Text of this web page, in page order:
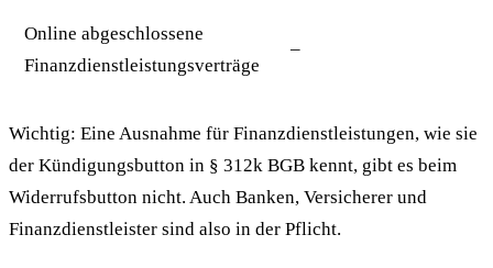
Online abgeschlossene
Finanzdienstleistungsverträge
–
Wichtig: Eine Ausnahme für Finanzdienstleistungen, wie sie
der Kündigungsbutton in § 312k BGB kennt, gibt es beim
Widerrufsbutton nicht. Auch Banken, Versicherer und
Finanzdienstleister sind also in der Pflicht.